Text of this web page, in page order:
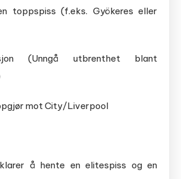
toppspiss (f.eks. Gyökeres eller
(Unngå utbrenthet blant
mot City/Liverpool
å hente en elitespiss og en